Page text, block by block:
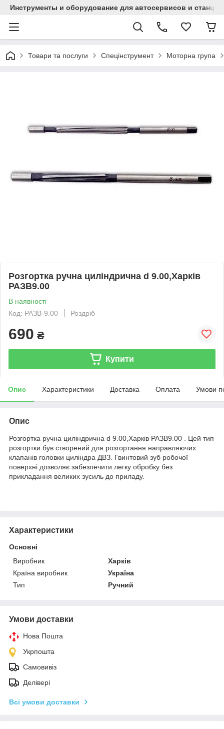
Инструменты и оборудование для автосервисов и
Товари та послуги Спецінструмент Моторна група
Розгортка ручна циліндрична d 9.00,Харків
РАЗВ9.00
В наявності
Код: РАЗВ-9.00
Роздріб
690 ₴
Купити
Опис Характеристики Доставка Оплата Умови
Опис
Розгортка ручна циліндрична d 9.00,Харків РАЗВ9.00 . Цей тип
розгортки був створений для розгортання направляючих
клапанів головки циліндра ДВЗ. Гвинтовий зуб робочої
поверхні дозволяє забезпечити легку обробку без
прикладання великих зусиль до приладу.
Характеристики
Основні
Виробник
Харків
Країна виробник
Україна
Тип
Ручний
Умови доставки
Нова Пошта
Укрпошта
Самовивіз
Делівері
Всі умови доставки